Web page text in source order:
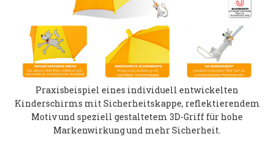
Praxisbeispiel eines individuell entwickelten
Kinderschirms mit Sicherheitskappe, reflektierendem
Motiv und speziell gestaltetem 3D-Griff für hohe
Markenwirkung und mehr Sicherheit.